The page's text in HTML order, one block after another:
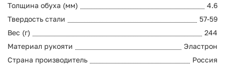
Толщина обуха (мм)
4.6
Твердость стали
57-59
Вес (г)
244
Материал рукояти
Эластрон
Страна производитель
Россия